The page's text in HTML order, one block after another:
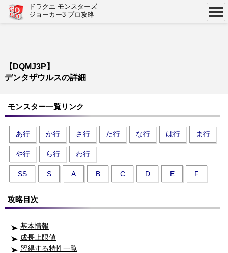
ドラクエ モンスターズ
ジョーカー3 プロ攻略
【DQMJ3P】
デンタザウルスの詳細
モンスター一覧リンク
あ行 か行 さ行 た行 な行 は行 ま行
や行 ら行 わ行
SS S A B C D E F
攻略目次
基本情報
成長上限値
習得する特性一覧